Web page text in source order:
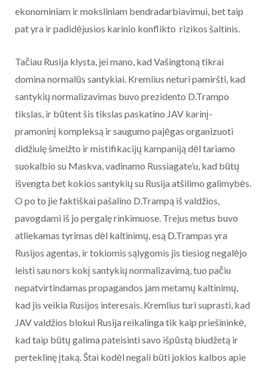
ekonominiam ir moksliniam bendradarbiavimui, bet taip
pat yra ir padidėjusios karinio konflikto rizikos šaltinis.
Tačiau Rusija klysta, jei mano, kad Vašingtoną tikrai
domina normalūs santykiai. Kremlius neturi pamiršti, kad
santykių normalizavimas buvo prezidento D.Trampo
tikslas, ir būtent šis tikslas paskatino JAV karinį-
pramoninį kompleksą ir saugumo pajėgas organizuoti
didžiulę šmeižto ir mistifikacijų kampaniją dėl tariamo
suokalbio su Maskva, vadinamo Russiagate’u, kad būtų
išvengta bet kokios santykių su Rusija atšilimo galimybės.
O po to jie faktiškai pašalino D.Trampą iš valdžios,
pavogdami iš jo pergalę rinkimuose. Trejus metus buvo
atliekamas tyrimas dėl kaltinimų, esą D.Trampas yra
Rusijos agentas, ir tokiomis sąlygomis jis tiesiog negalėjo
leisti sau nors kokį santykių normalizavimą, tuo pačiu
nepatvirtindamas propagandos jam metamų kaltinimų,
kad jis veikia Rusijos interesais. Kremlius turi suprasti, kad
JAV valdžios blokui Rusija reikalinga tik kaip priešininkė,
kad taip būtų galima pateisinti savo išpūstą biudžetą ir
perteklinę įtaką. Štai kodėl negali būti jokios kalbos apie